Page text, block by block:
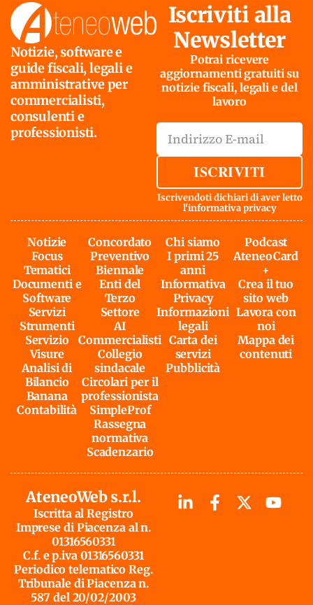
Notizie, software e
guide fiscali, legali e
amministrative per
commercialisti,
consulenti e
professionisti.
Iscriviti alla
Newsletter
Potrai ricevere
aggiornamenti gratuiti su
notizie fiscali, legali e del
lavoro
ISCRIVITI
Iscrivendoti dichiari di aver letto
l'informativa privacy
Notizie
Focus
Tematici
Documenti e
Software
Servizi
Strumenti
Servizio
Visure
Analisi di
Bilancio
Banana
Contabilità
Concordato
Preventivo
Biennale
Enti del
Terzo
Settore
AI
Commercialisti
Collegio
sindacale
Circolari per il
professionista
SimpleProf
Rassegna
normativa
Scadenzario
Chi siamo
I primi 25
anni
Informativa
Privacy
Informazioni
legali
Carta dei
servizi
Pubblicità
Podcast
AteneoCard
+
Crea il tuo
sito web
Lavora con
noi
Mappa dei
contenuti
AteneoWeb s.r.l.
Iscritta al Registro
Imprese di Piacenza al n.
01316560331
C.f. e p.iva 01316560331
Periodico telematico Reg.
Tribunale di Piacenza n.
587 del 20/02/2003